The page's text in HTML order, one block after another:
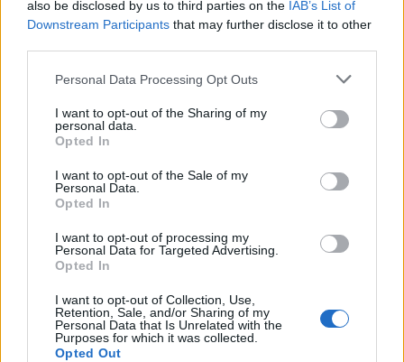
also be disclosed by us to third parties on the IAB’s List of
Downstream Participants that may further disclose it to other
Personal Data Processing Opt Outs
I want to opt-out of the Sharing of my
personal data.
Opted In
I want to opt-out of the Sale of my
Personal Data.
Opted In
I want to opt-out of processing my
Personal Data for Targeted Advertising.
Opted In
I want to opt-out of Collection, Use,
Retention, Sale, and/or Sharing of my
Personal Data that Is Unrelated with the
Purposes for which it was collected.
Opted Out
Edellinen artikkeli
Anton Lundell mainiossa
iskussa – osui kahdesti
Seuraava artikkeli
Terävä rannelaukaus teki
tuhojaan – Ville Heinola iski
reppuun
LIITTYVÄT ARTIKKELIT LISÄÄ TEKIJÄLTÄ
Aleksander Barkov tekee paluun
kaukaloon
Venäläisveskari sekosi Suomen 2.
divisioonassa – sai samasta tilanteesta
50 jäähyminuuttia